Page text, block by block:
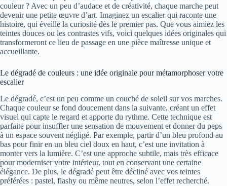
couleur ? Avec un peu d’audace et de créativité, chaque marche peut
devenir une petite œuvre d’art. Imaginez un escalier qui raconte une
histoire, qui éveille la curiosité dès le premier pas. Que vous aimiez les
teintes douces ou les contrastes vifs, voici quelques idées originales qui
transformeront ce lieu de passage en une pièce maîtresse unique et
accueillante.
Le dégradé de couleurs : une idée originale pour métamorphoser votre
escalier
Le dégradé, c’est un peu comme un couché de soleil sur vos marches.
Chaque couleur se fond doucement dans la suivante, créant un effet
visuel qui capte le regard et apporte du rythme. Cette technique est
parfaite pour insuffler une sensation de mouvement et donner du peps
à un espace souvent négligé. Par exemple, partir d’un bleu profond au
bas pour finir en un bleu ciel doux en haut, c’est une invitation à
monter vers la lumière. C’est une approche subtile, mais très efficace
pour moderniser votre intérieur, tout en conservant une certaine
élégance. De plus, le dégradé peut être décliné avec vos teintes
préférées : pastel, flashy ou même neutres, selon l’effet recherché.